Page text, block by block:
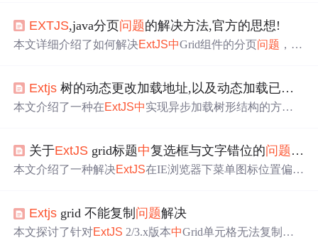
EXTJS,java分页问题的解决方法,官方的思想!
本文详细介绍了如何解决ExtJS中Grid组件的分页问题 ，包
Extjs 树的动态更改加载地址,以及动态加载已有子节点其他节点
本文介绍了一种在ExtJS中实现异步加载树形结构的方
关于ExtJS grid标题中复选框与文字错位的问题解
本文介绍了一种解决ExtJS在IE浏览器下菜单图标位置偏移
Extjs grid 不能复制 问题解决
本文探讨了针对ExtJS 2/3.x版本中Grid单元格无法复制的